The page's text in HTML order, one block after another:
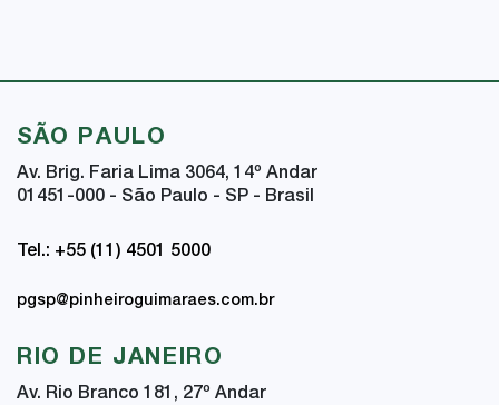
SÃO PAULO
Av. Brig. Faria Lima 3064, 14º Andar
01451-000 - São Paulo - SP - Brasil
Tel.: +55 (11) 4501 5000
pgsp@pinheiroguimaraes.com.br
RIO DE JANEIRO
Av. Rio Branco 181, 27º Andar